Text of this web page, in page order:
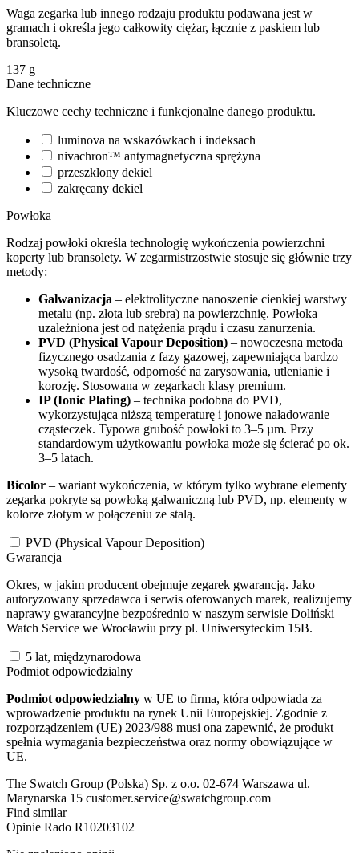
Waga zegarka lub innego rodzaju produktu podawana jest w
gramach i określa jego całkowity ciężar, łącznie z paskiem lub
bransoletą.
137 g
Dane techniczne
Kluczowe cechy techniczne i funkcjonalne danego produktu.
luminova na wskazówkach i indeksach
nivachron™ antymagnetyczna sprężyna
przeszklony dekiel
zakręcany dekiel
Powłoka
Rodzaj powłoki określa technologię wykończenia powierzchni
koperty lub bransolety. W zegarmistrzostwie stosuje się głównie trzy
metody:
Galwanizacja – elektrolityczne nanoszenie cienkiej warstwy
metalu (np. złota lub srebra) na powierzchnię. Powłoka
uzależniona jest od natężenia prądu i czasu zanurzenia.
PVD (Physical Vapour Deposition) – nowoczesna metoda
fizycznego osadzania z fazy gazowej, zapewniająca bardzo
wysoką twardość, odporność na zarysowania, utlenianie i
korozję. Stosowana w zegarkach klasy premium.
IP (Ionic Plating) – technika podobna do PVD,
wykorzystująca niższą temperaturę i jonowe naładowanie
cząsteczek. Typowa grubość powłoki to 3–5 µm. Przy
standardowym użytkowaniu powłoka może się ścierać po ok.
3–5 latach.
Bicolor – wariant wykończenia, w którym tylko wybrane elementy
zegarka pokryte są powłoką galwaniczną lub PVD, np. elementy w
kolorze złotym w połączeniu ze stalą.
PVD (Physical Vapour Deposition)
Gwarancja
Okres, w jakim producent obejmuje zegarek gwarancją. Jako
autoryzowany sprzedawca i serwis oferowanych marek, realizujemy
naprawy gwarancyjne bezpośrednio w naszym serwisie Doliński
Watch Service we Wrocławiu przy pl. Uniwersyteckim 15B.
5 lat, międzynarodowa
Podmiot odpowiedzialny
Podmiot odpowiedzialny w UE to firma, która odpowiada za
wprowadzenie produktu na rynek Unii Europejskiej. Zgodnie z
rozporządzeniem (UE) 2023/988 musi ona zapewnić, że produkt
spełnia wymagania bezpieczeństwa oraz normy obowiązujące w
UE.
The Swatch Group (Polska) Sp. z o.o. 02-674 Warszawa ul.
Marynarska 15 customer.service@swatchgroup.com
Find similar
Opinie Rado R10203102